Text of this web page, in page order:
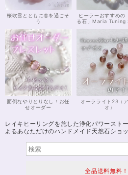
桜吹雪とともに春を過ごそ
う
ヒーラーおすすめの
る石」Maria Tuning
面倒なやりとりなし！お任
せオーダー
オーラライト23（
オ）
レイキヒーリングを施した浄化パワースト
よるあなただけのハンドメイド天然石ショ
全品送料無料！